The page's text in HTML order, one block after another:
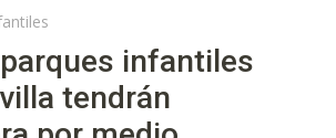
infantiles
tendrán